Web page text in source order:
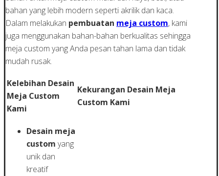
bahan yang lebih modern seperti akrilik dan kaca.
Dalam melakukan pembuatan meja custom, kami
juga menggunakan bahan-bahan berkualitas sehingga
meja custom yang Anda pesan tahan lama dan tidak
mudah rusak.
Kelebihan Desain
Meja Custom
Kami
Kekurangan Desain Meja
Custom Kami
Desain meja
custom yang
unik dan
kreatif